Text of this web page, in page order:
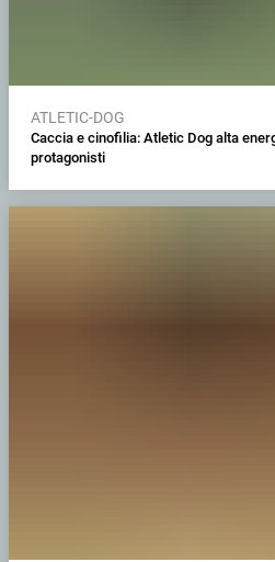
ATLETIC-DOG
Caccia e cinofilia: Atletic Dog alta
protagonisti